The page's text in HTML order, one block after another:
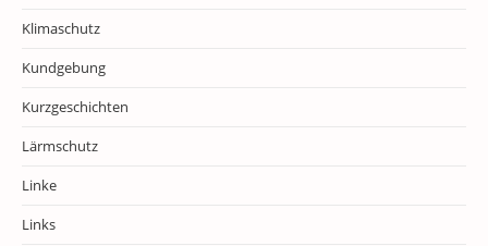
Klimaschutz
Kundgebung
Kurzgeschichten
Lärmschutz
Linke
Links